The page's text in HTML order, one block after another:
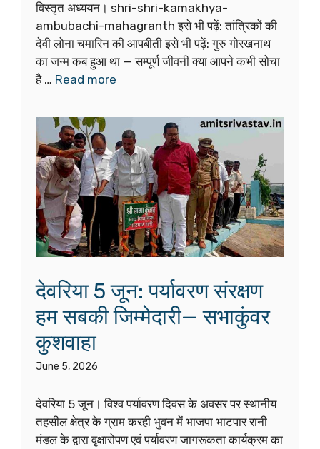
विस्तृत अध्ययन। shri-shri-kamakhya-
ambubachi-mahagranth इसे भी पढ़ें: तांत्रिकों की
देवी लोना चमारिन की आपबीती इसे भी पढ़ें: गुरु गोरखनाथ
का जन्म कब हुआ था — सम्पूर्ण जीवनी क्या आपने कभी सोचा
है … Read more
देवरिया 5 जून: पर्यावरण संरक्षण
हम सबकी जिम्मेदारी— सभाकुंवर
कुशवाहा
June 5, 2026
देवरिया 5 जून। विश्व पर्यावरण दिवस के अवसर पर स्थानीय
तहसील क्षेत्र के ग्राम करही भुवन में भाजपा भाटपार रानी
मंडल के द्वारा वृक्षारोपण एवं पर्यावरण जागरूकता कार्यक्रम का